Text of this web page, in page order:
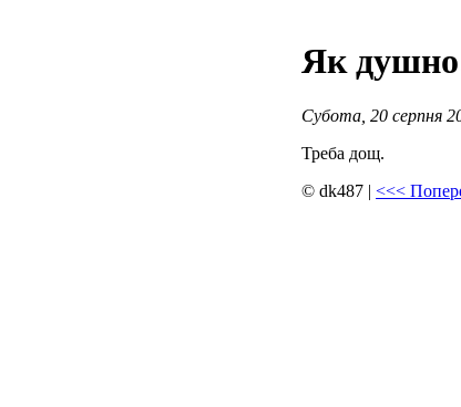
Як
Субота, 20 серпня
Треба дощ.
© dk487 | <<<